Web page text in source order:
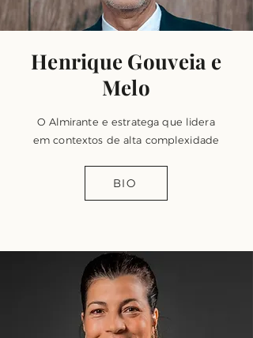
Henrique Gouveia e
Melo
O Almirante e estratega que lidera
em contextos de alta complexidade
BIO